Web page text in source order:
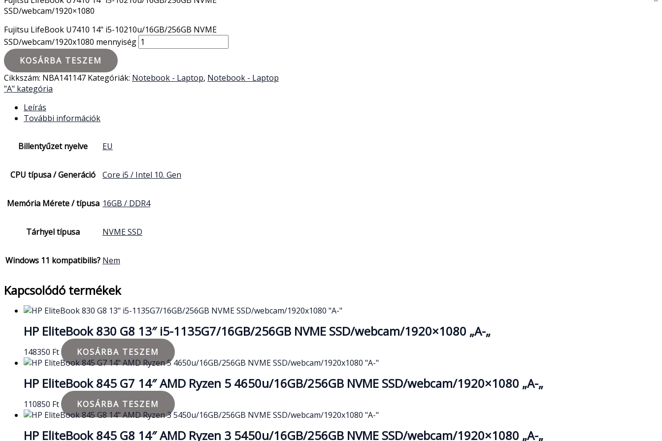
SSD/webcam/1920×1080
Fujitsu LifeBook U7410 14" i5-10210u/16GB/256GB NVME
SSD/webcam/1920x1080 mennyiség
KOSÁRBA TESZEM
Cikkszám: NBA141147 Kategóriák: Notebook - Laptop, Notebook - Laptop
"A" kategória
Leírás
További információk
Billentyűzet nyelve EU
CPU típusa / Generáció Core i5 / Intel 10. Gen
Memória Mérete / típusa 16GB / DDR4
Tárhyel típusa NVME SSD
Windows 11 kompatibilis? Nem
Kapcsolódó termékek
HP EliteBook 830 G8 13″ i5-1135G7/16GB/256GB NVME SSD/webcam/1920×1080 „A-„
148350 Ft KOSÁRBA TESZEM
HP EliteBook 845 G7 14″ AMD Ryzen 5 4650u/16GB/256GB NVME SSD/webcam/1920×1080 „A-„
110850 Ft KOSÁRBA TESZEM
HP EliteBook 845 G8 14″ AMD Ryzen 3 5450u/16GB/256GB NVME SSD/webcam/1920×1080 „A-„